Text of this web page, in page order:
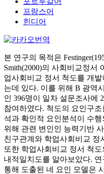
프랑스어
힌디어
본 연구의 목적은
Smith(2000)의 사회비교정서
업사회비교 정서 척도를 개
는데 있다. 이를 위해 B 광역
인 396명이 일차 설문조사에
참여하였다. 척도의 요인구
석과 확인적 요인분석이 수
위해 관련 변인인 능력기반
친구관계와 학업사회비교 정
또한 학업사회비교 정서 척
내적일치도를 알아보았다.
통해 도출된 네 요인 모델은